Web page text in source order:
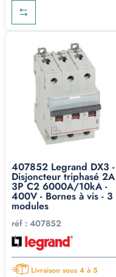
407852 Legrand DX3 -
Disjoncteur triphasé 2A
3P C2 6000A/10kA -
400V - Bornes à vis - 3
modules
réf : 407852
Livraison sous 4 à 5